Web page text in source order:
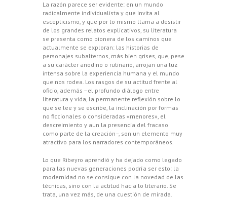
La razón parece ser evidente: en un mundo
radicalmente individualista y que invita al
escepticismo, y que por lo mismo llama a desistir
de los grandes relatos explicativos, su literatura
se presenta como pionera de los caminos que
actualmente se exploran: las historias de
personajes subalternos, más bien grises, que, pese
a su carácter anodino o rutinario, arrojan una luz
intensa sobre la experiencia humana y el mundo
que nos rodea. Los rasgos de su actitud frente al
oficio, además –el profundo diálogo entre
literatura y vida, la permanente reflexión sobre lo
que se lee y se escribe, la inclinación por formas
no ficcionales o consideradas «menores», el
descreimiento y aun la presencia del fracaso
como parte de la creación–, son un elemento muy
atractivo para los narradores contemporáneos.
Lo que Ribeyro aprendió y ha dejado como legado
para las nuevas generaciones podría ser esto: la
modernidad no se consigue con la novedad de las
técnicas, sino con la actitud hacia lo literario. Se
trata, una vez más, de una cuestión de mirada.